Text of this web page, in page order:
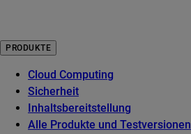
PRODUKTE
Cloud Computing
Sicherheit
Inhaltsbereitstellung
Alle Produkte und Testversionen